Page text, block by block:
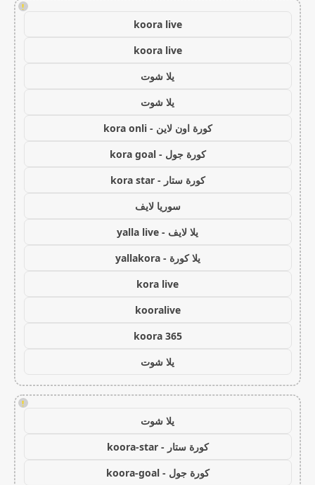
!
koora live
koora live
يلا شوت
يلا شوت
كورة اون لاين - kora onli
كورة جول - kora goal
كورة ستار - kora star
سوريا لايف
يلا لايف - yalla live
يلا كورة - yallakora
kora live
kooralive
koora 365
يلا شوت
!
يلا شوت
كورة ستار - koora-star
كورة جول - koora-goal